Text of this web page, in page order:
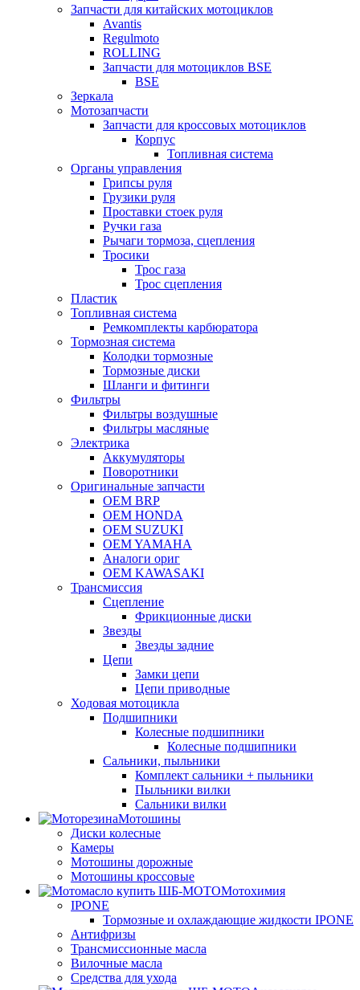
Запчасти для китайских мотоциклов
Avantis
Regulmoto
ROLLING
Запчасти для мотоциклов BSE
BSE
Зеркала
Мотозапчасти
Запчасти для кроссовых мотоциклов
Корпус
Топливная система
Органы управления
Грипсы руля
Грузики руля
Проставки стоек руля
Ручки газа
Рычаги тормоза, сцепления
Тросики
Трос газа
Трос сцепления
Пластик
Топливная система
Ремкомплекты карбюратора
Тормозная система
Колодки тормозные
Тормозные диски
Шланги и фитинги
Фильтры
Фильтры воздушные
Фильтры масляные
Электрика
Аккумуляторы
Поворотники
Оригинальные запчасти
OEM BRP
OEM HONDA
OEM SUZUKI
OEM YAMAHA
Аналоги ориг
OEM KAWASAKI
Трансмиссия
Cцепление
Фрикционные диски
Звезды
Звезды задние
Цепи
Замки цепи
Цепи приводные
Ходовая мотоцикла
Подшипники
Колесные подшипники
Колесные подшипники
Сальники, пыльники
Комплект сальники + пыльники
Пыльники вилки
Сальники вилки
Мотошины
Диски колесные
Камеры
Мотошины дорожные
Мотошины кроссовые
Мотохимия
IPONE
Тормозные и охлаждающие жидкости IPONE
Антифризы
Трансмиссионные масла
Вилочные масла
Средства для ухода